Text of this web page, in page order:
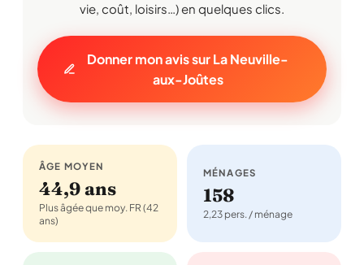
vie, coût, loisirs…) en quelques clics.
Donner mon avis sur La Neuville-
aux-Joûtes
ÂGE MOYEN
44,9 ans
Plus âgée que moy. FR (42
ans)
MÉNAGES
158
2,23 pers. / ménage